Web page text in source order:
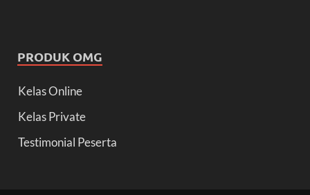
PRODUK OMG
Kelas Online
Kelas Private
Testimonial Peserta